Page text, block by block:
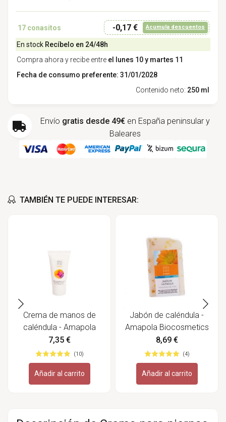
17 conasitos -0,17 € Acumula descuentos
En stock Recíbelo en 24/48h
Compra ahora y recibe entre el lunes 10 y martes 11
Fecha de consumo preferente: 31/01/2028
Contenido neto: 250 ml
Envío gratis desde 49€ en España peninsular y
Baleares
TAMBIÉN TE PUEDE INTERESAR:
Crema de manos de
caléndula - Amapola
Biocosmetics
7,35 €
(10)
Añadir al carrito
Jabón de caléndula -
Amapola Biocosmetics
8,69 €
(4)
Añadir al carrito